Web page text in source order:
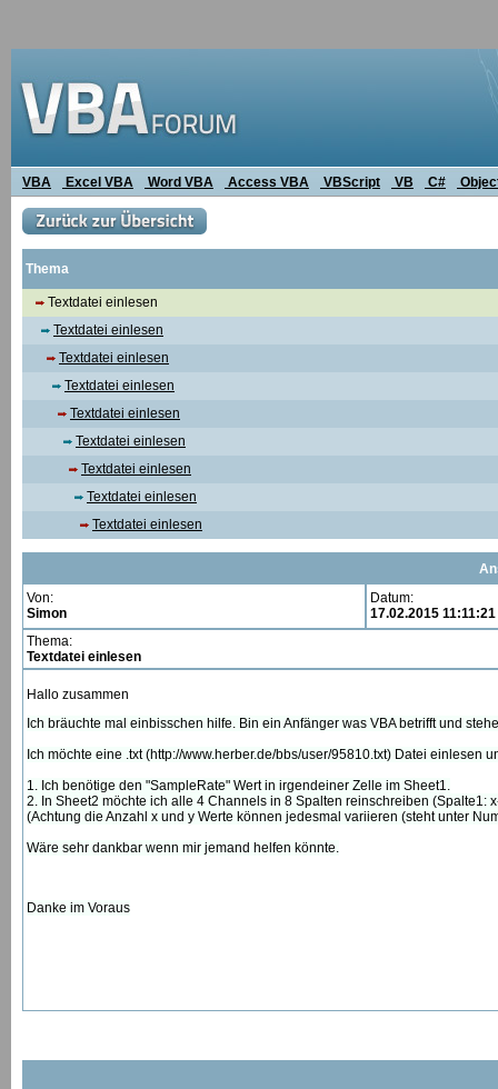
VBA Excel VBA Word VBA Access VBA VBScript VB C#
Thema
Textdatei einlesen
Textdatei einlesen
Textdatei einlesen
Textdatei einlesen
Textdatei einlesen
Textdatei einlesen
Textdatei einlesen
Textdatei einlesen
Textdatei einlesen
Von:
Simon
Datum:
17.02.2015 11:11:21
Thema:
Textdatei einlesen
Hallo zusammen
Ich bräuchte mal einbisschen hilfe. Bin ein Anfänger was VBA betrifft und
Ich möchte eine .txt (http://www.herber.de/bbs/user/95810.txt) Datei einlesen
1. Ich benötige den "SampleRate" Wert in irgendeiner Zelle im Sheet1.
2. In Sheet2 möchte ich alle 4 Channels in 8 Spalten reinschreiben (Spalte1:
(Achtung die Anzahl x und y Werte können jedesmal variieren (steht unter
Wäre sehr dankbar wenn mir jemand helfen könnte.
Danke im Voraus